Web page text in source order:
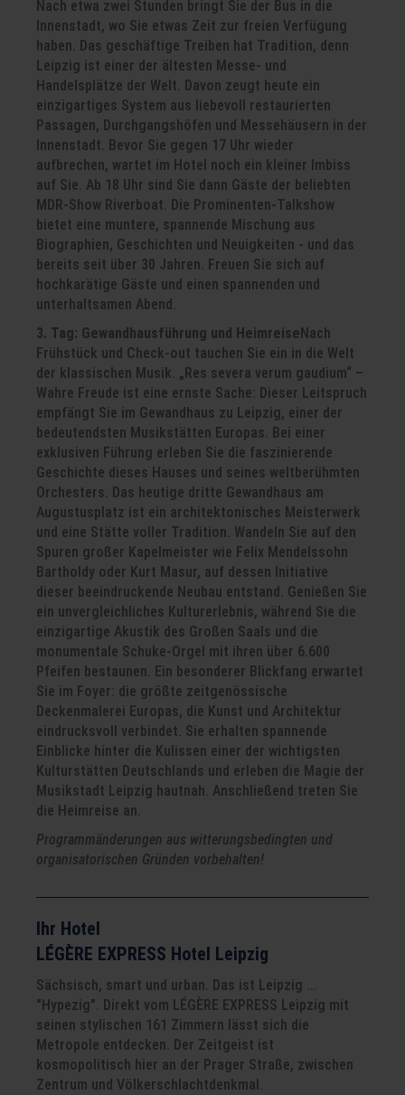
Nach etwa zwei Stunden bringt Sie der Bus in die
Innenstadt, wo Sie etwas Zeit zur freien Verfügung
haben. Das geschäftige Treiben hat Tradition, denn
Leipzig ist einer der ältesten Messe- und
Handelsplätze der Welt. Davon zeugt heute ein
einzigartiges System aus liebevoll restaurierten
Passagen, Durchgangshöfen und Messehäusern in der
Innenstadt. Bevor Sie gegen 17 Uhr wieder
aufbrechen, wartet im Hotel noch ein kleiner Imbiss
auf Sie. Ab 18 Uhr sind Sie dann Gäste der beliebten
MDR-Show Riverboat. Die Prominenten-Talkshow
bietet eine muntere, spannende Mischung aus
Biographien, Geschichten und Neuigkeiten - und das
bereits seit über 30 Jahren. Freuen Sie sich auf
hochkarätige Gäste und einen spannenden und
unterhaltsamen Abend.
3. Tag: Gewandhausführung und HeimreiseNach
Frühstück und Check-out tauchen Sie ein in die Welt
der klassischen Musik. „Res severa verum gaudium“ –
Wahre Freude ist eine ernste Sache: Dieser Leitspruch
empfängt Sie im Gewandhaus zu Leipzig, einer der
bedeutendsten Musikstätten Europas. Bei einer
exklusiven Führung erleben Sie die faszinierende
Geschichte dieses Hauses und seines weltberühmten
Orchesters. Das heutige dritte Gewandhaus am
Augustusplatz ist ein architektonisches Meisterwerk
und eine Stätte voller Tradition. Wandeln Sie auf den
Spuren großer Kapelmeister wie Felix Mendelssohn
Bartholdy oder Kurt Masur, auf dessen Initiative
dieser beeindruckende Neubau entstand. Genießen Sie
ein unvergleichliches Kulturerlebnis, während Sie die
einzigartige Akustik des Großen Saals und die
monumentale Schuke-Orgel mit ihren über 6.600
Pfeifen bestaunen. Ein besonderer Blickfang erwartet
Sie im Foyer: die größte zeitgenössische
Deckenmalerei Europas, die Kunst und Architektur
eindrucksvoll verbindet. Sie erhalten spannende
Einblicke hinter die Kulissen einer der wichtigsten
Kulturstätten Deutschlands und erleben die Magie der
Musikstadt Leipzig hautnah. Anschließend treten Sie
die Heimreise an.
Programmänderungen aus witterungsbedingten und
organisatorischen Gründen vorbehalten!
Ihr Hotel
LÉGÈRE EXPRESS Hotel Leipzig
Sächsisch, smart und urban. Das ist Leipzig ...
"Hypezig". Direkt vom LÉGÈRE EXPRESS Leipzig mit
seinen stylischen 161 Zimmern lässt sich die
Metropole entdecken. Der Zeitgeist ist
kosmopolitisch hier an der Prager Straße, zwischen
Zentrum und Völkerschlachtdenkmal.